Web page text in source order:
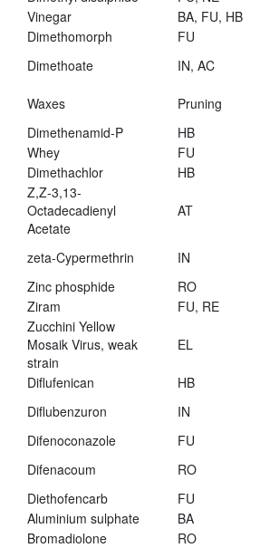
Vinegar
BA, FU, HB
Dimethomorph
FU
Dimethoate
IN, AC
Waxes Pruning
Dimethenamid-P
HB
Whey
FU
Dimethachlor
HB
Z,Z-3,13-
Octadecadienyl
Acetate
AT
zeta-Cypermethrin IN
Zinc phosphide
RO
Ziram
FU, RE
Zucchini Yellow
Mosaik Virus, weak
strain
EL
Diflufenican HB
Diflubenzuron
IN
Difenoconazole
FU
Difenacoum
RO
Diethofencarb
FU
Aluminium sulphate
BA
Bromadiolone
RO